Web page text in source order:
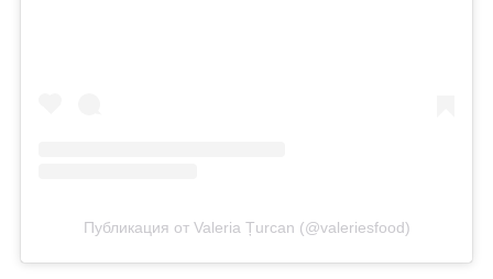
Публикация от Valeria Țurcan (@valeriesfood)